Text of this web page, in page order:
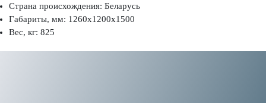
Страна происхождения: Беларусь
Габариты, мм: 1260x1200x1500
Вес, кг: 825